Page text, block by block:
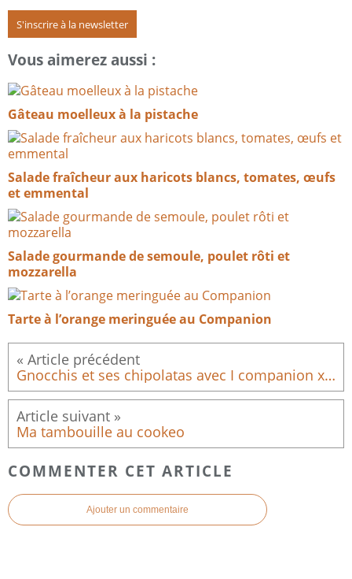
S'inscrire à la newsletter
Vous aimerez aussi :
Gâteau moelleux à la pistache
Salade fraîcheur aux haricots blancs, tomates, œufs
et emmental
Salade gourmande de semoule, poulet rôti et
mozzarella
Tarte à l’orange meringuée au Companion
Gnocchis et ses chipolatas avec I companion xl touch pro
Ma tambouille au cookeo
COMMENTER CET ARTICLE
Ajouter un commentaire